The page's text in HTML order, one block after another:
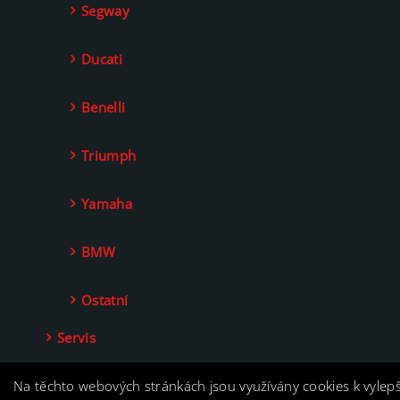
Segway
Ducati
Benelli
Triumph
Yamaha
BMW
Ostatní
Servis
Na těchto webových stránkách jsou využívány cookies k